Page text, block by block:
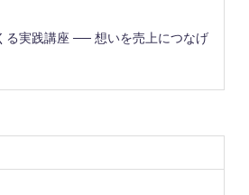
る実践講座 ── 想いを売上につなげ